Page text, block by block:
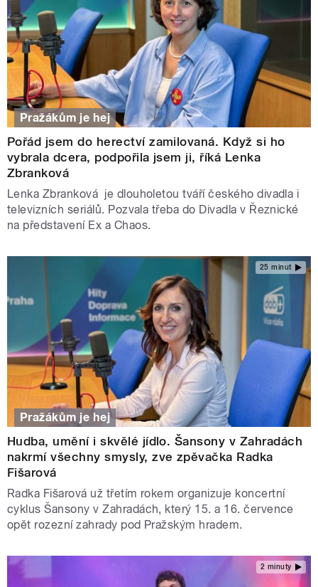
Pražákům je hej
Pořád jsem do herectví zamilovaná. Když si ho
vybrala dcera, podpořila jsem ji, říká Lenka
Zbranková
Lenka Zbranková je dlouholetou tváří českého divadla i
televizních seriálů. Pozvala třeba do Divadla v Řeznické
na představení Ex a Chaos.
25 minut
Pražákům je hej
Hudba, umění i skvělé jídlo. Šansony v Zahradách
nakrmí všechny smysly, zve zpěvačka Radka
Fišarová
Radka Fišarová už třetím rokem organizuje koncertní
cyklus Šansony v Zahradách, který 15. a 16. července
opět rozezní zahrady pod Pražským hradem.
2 minuty